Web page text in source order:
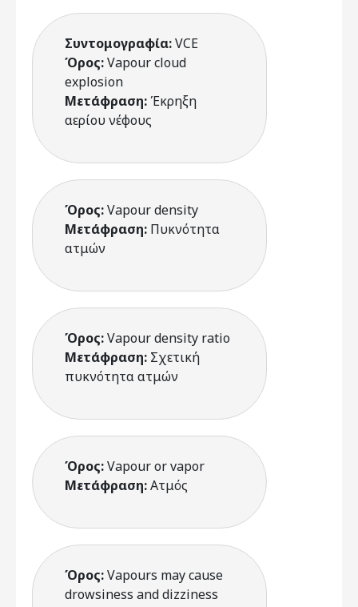
Συντομογραφία:VCE
Όρος:Vapour cloud
explosion
Μετάφραση:Έκρηξη
αερίου νέφους
Όρος:Vapour density
Μετάφραση: Πυκνότητα
ατμών
Όρος:Vapour density ratio
Μετάφραση: Σχετική
πυκνότητα ατμών
Όρος:Vapour or vapor
Μετάφραση:Ατμός
Όρος:Vapours may cause
drowsiness and dizziness